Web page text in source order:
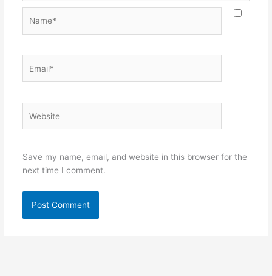
Save my name, email, and website in this browser for the
next time I comment.